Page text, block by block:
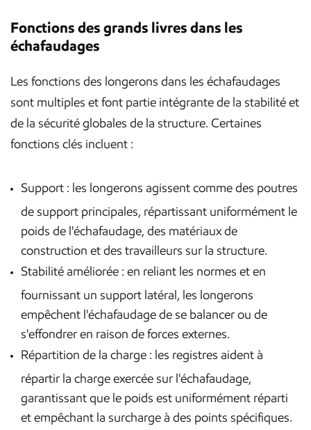
Fonctions des grands livres dans les
échafaudages
Les fonctions des longerons dans les échafaudages
sont multiples et font partie intégrante de la stabilité et
de la sécurité globales de la structure. Certaines
fonctions clés incluent :
Support : les longerons agissent comme des poutres
de support principales, répartissant uniformément le
poids de l'échafaudage, des matériaux de
construction et des travailleurs sur la structure.
Stabilité améliorée : en reliant les normes et en
fournissant un support latéral, les longerons
empêchent l'échafaudage de se balancer ou de
s'effondrer en raison de forces externes.
Répartition de la charge : les registres aident à
répartir la charge exercée sur l'échafaudage,
garantissant que le poids est uniformément réparti
et empêchant la surcharge à des points spécifiques.